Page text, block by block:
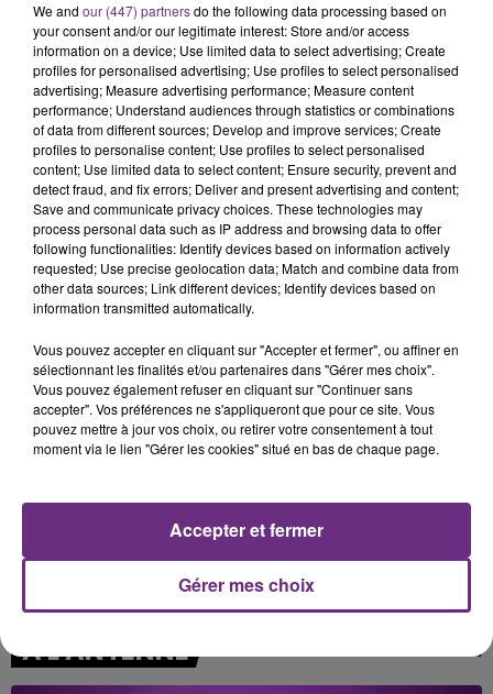
7h30
7h30
EDWARD MAYA
Stereo Love
7h27
7h27
ALEX WARREN
Passenger
THE KID LAROI & JUSTIN BIEBER MYLES SMITH & NIALL HORAN
A L'ANTENNE
We and our (447) partnersdo the following data processing based on
your consent and/or our legitimate interest: Store and/or access
information on a device; Use limited data to select advertising; Create
profiles for personalised advertising; Use profiles to select personalised
advertising; Measure advertising performance; Measure content
performance; Understand audiences through statistics or combinations
of data from different sources; Develop and improve services; Create
profiles to personalise content; Use profiles to select personalised
content; Use limited data to select content; Ensure security, prevent and
detect fraud, and fix errors; Deliver and present advertising and content;
Save and communicate privacy choices. These technologies may
process personal data such as IP address and browsing data to offer
following functionalities: Identify devices based on information actively
requested; Use precise geolocation data; Match and combine data from
other data sources; Link different devices; Identify devices based on
information transmitted automatically.
Vous pouvez accepter en cliquant sur "Accepter et fermer", ou affiner en
sélectionnant les finalités et/ou partenaires dans "Gérer mes choix".
Vous pouvez également refuser en cliquant sur "Continuer sans
accepter". Vos préférences ne s'appliqueront que pour ce site. Vous
pouvez mettre à jour vos choix, ou retirer votre consentement à tout
moment via le lien "Gérer les cookies" situé en bas de chaque page.
Gérer mes choix
Accepter et fermer